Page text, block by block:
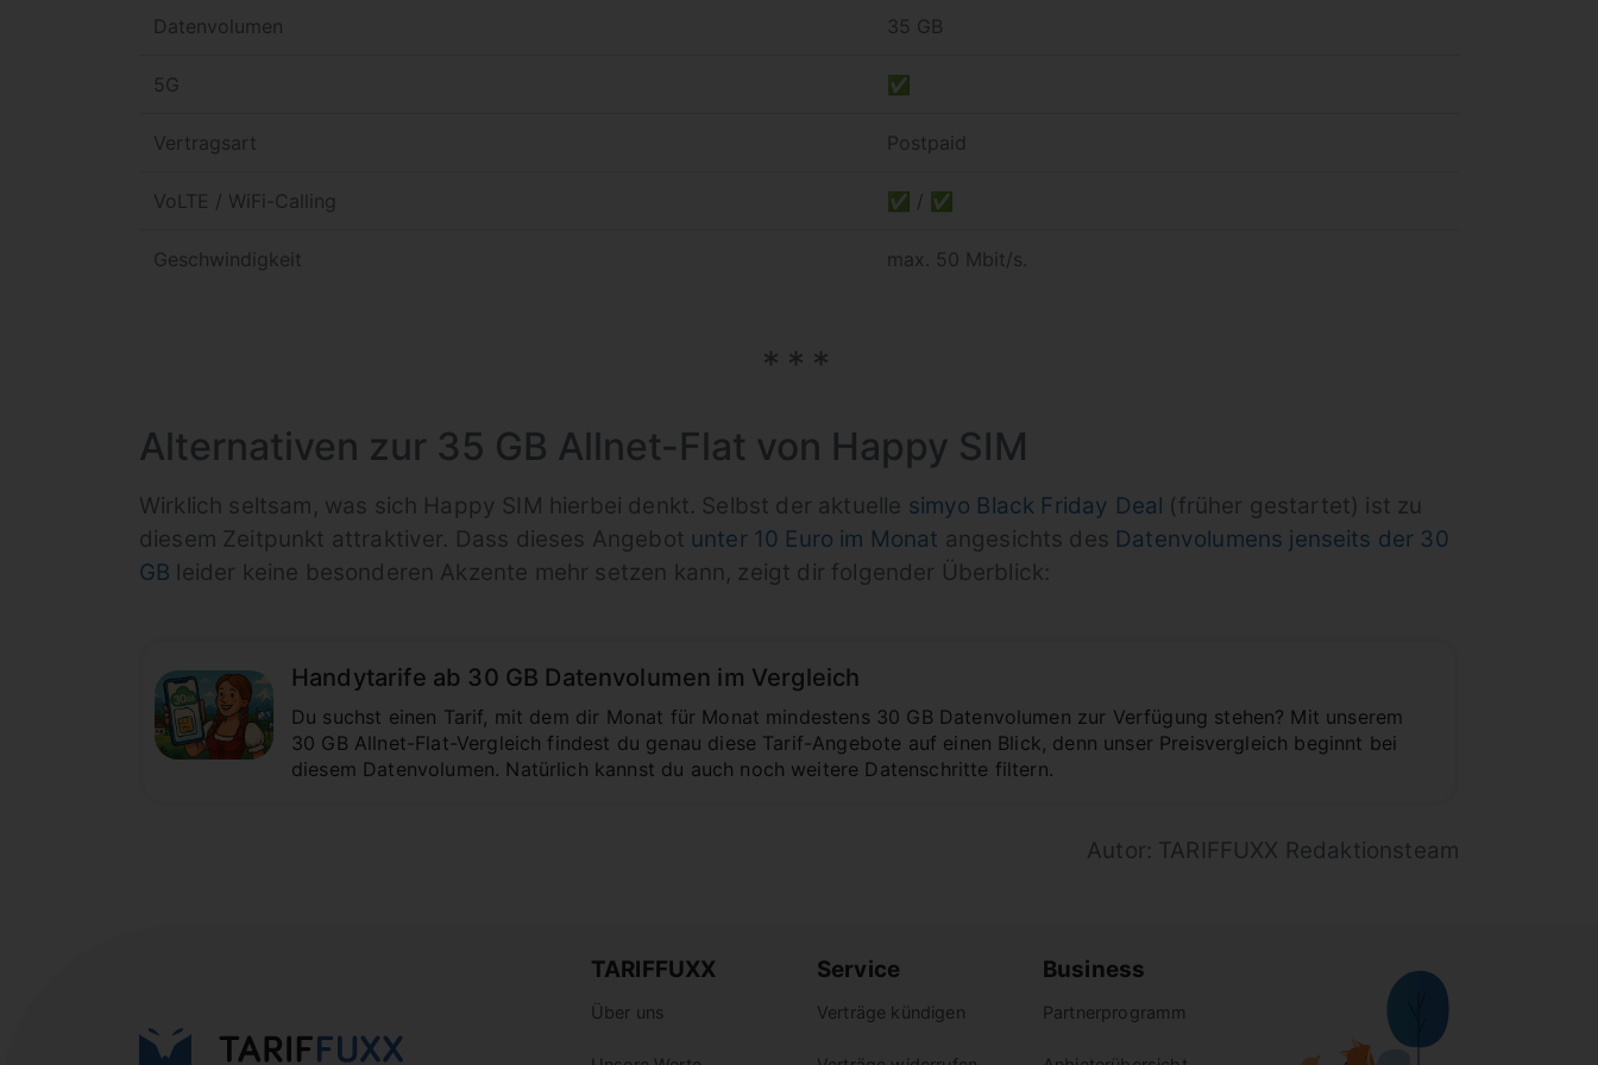
Datenvolumen 35 GB
5G ✅
Vertragsart Postpaid
VoLTE / WiFi-Calling ✅ / ✅
Geschwindigkeit max. 50 Mbit/s.
Alternativen zur 35 GB Allnet-Flat von Happy SIM
Wirklich seltsam, was sich Happy SIM hierbei denkt. Selbst der aktuelle simyo Black Friday Deal (früher gestartet) ist zu
diesem Zeitpunkt attraktiver. Dass dieses Angebot unter 10 Euro im Monat angesichts des Datenvolumens jenseits der 30
GB leider keine besonderen Akzente mehr setzen kann, zeigt dir folgender Überblick:
Handytarife ab 30 GB Datenvolumen im Vergleich
Du suchst einen Tarif, mit dem dir Monat für Monat mindestens 30 GB Datenvolumen zur Verfügung stehen? Mit unserem
30 GB Allnet-Flat-Vergleich findest du genau diese Tarif-Angebote auf einen Blick, denn unser Preisvergleich beginnt bei
diesem Datenvolumen. Natürlich kannst du auch noch weitere Datenschritte filtern.
Autor: TARIFFUXX Redaktionsteam
TARIFFUXX
Über uns
Service
Verträge kündigen
Business
Partnerprogramm